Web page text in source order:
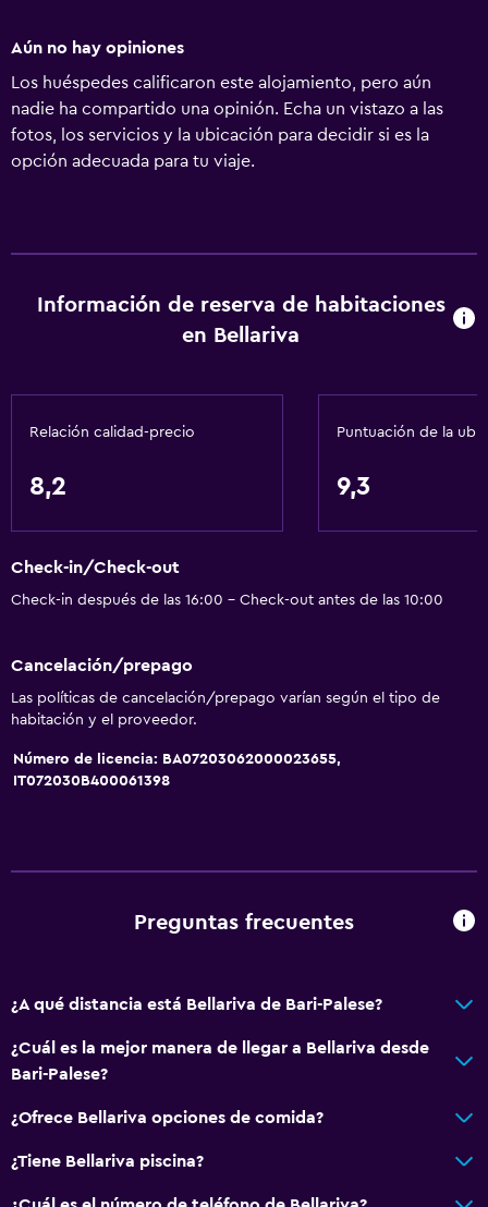
Aún no hay opiniones
Los huéspedes calificaron este alojamiento, pero aún
nadie ha compartido una opinión. Echa un vistazo a las
fotos, los servicios y la ubicación para decidir si es la
opción adecuada para tu viaje.
Información de reserva de habitaciones
en Bellariva
Relación calidad-precio
8,2
Puntuación de la
9,3
Check-in/Check-out
Check-in después de las 16:00 - Check-out antes de las 10:00
Cancelación/prepago
Las políticas de cancelación/prepago varían según el tipo de
habitación y el proveedor.
Número de licencia: BA07203062000023655,
IT072030B400061398
Preguntas frecuentes
¿A qué distancia está Bellariva de Bari-Palese?
¿Cuál es la mejor manera de llegar a Bellariva desde
Bari-Palese?
¿Ofrece Bellariva opciones de comida?
¿Tiene Bellariva piscina?